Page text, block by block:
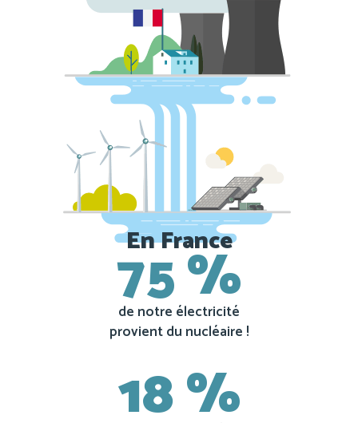
En France
75 %
de notre électricité
provient du nucléaire !
18 %